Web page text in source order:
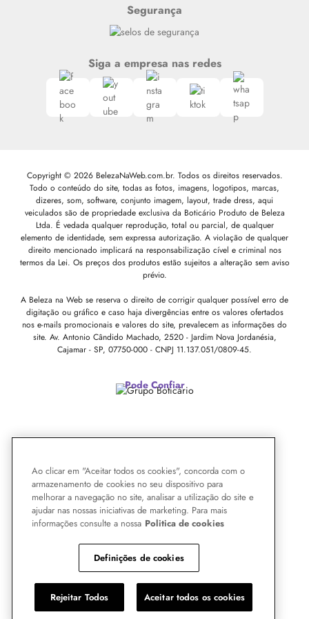
Segurança
Siga a empresa nas redes
Copyright © 2026 BelezaNaWeb.com.br. Todos os direitos reservados.
Todo o conteúdo do site, todas as fotos, imagens, logotipos, marcas,
dizeres, som, software, conjunto imagem, layout, trade dress, aqui
veiculados são de propriedade exclusiva da Boticário Produto de Beleza
Ltda. É vedada qualquer reprodução, total ou parcial, de qualquer
elemento de identidade, sem expressa autorização. A violação de qualquer
direito mencionado implicará na responsabilização cível e criminal nos
termos da Lei. Os preços dos produtos estão sujeitos a alteração sem aviso
prévio.
A Beleza na Web se reserva o direito de corrigir qualquer possível erro de
digitação ou gráfico e caso haja divergências entre os valores ofertados
nos e-mails promocionais e valores do site, prevalecem as informações do
site. Av. Antonio Cândido Machado, 2520 - Jardim Nova Jordanésia,
Cajamar - SP, 07750-000 - CNPJ 11.137.051/0809-45.
Pode Confiar
Ao clicar em "Aceitar todos os cookies", concorda com o
armazenamento de cookies no seu dispositivo para
melhorar a navegação no site, analisar a utilização do site e
ajudar nas nossas iniciativas de marketing. Para mais
informações consulte a nossa Politica de cookies
Definições de cookies
Rejeitar Todos Aceitar todos os cookies